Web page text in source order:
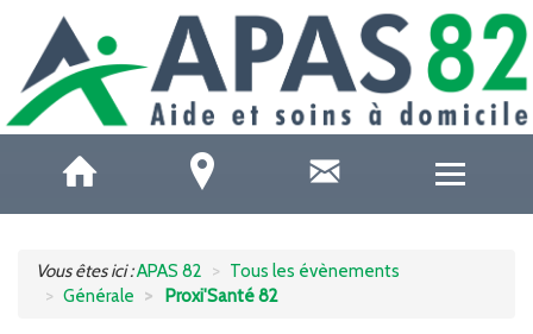
Vous êtes ici :APAS 82
Tous les évènements
Générale
Proxi'Santé 82